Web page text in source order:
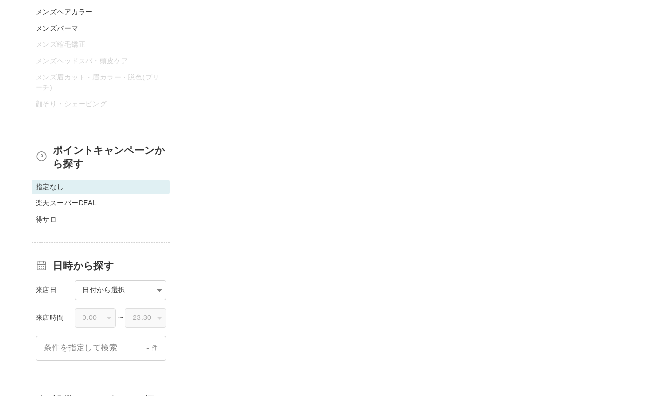
メンズヘアカラー
メンズパーマ
メンズ縮毛矯正
メンズヘッドスパ・頭皮ケア
メンズ眉カット・眉カラー・脱色(ブリ
ーチ)
顔そり・シェービング
ポイントキャンペーンか
ら探す
指定なし
楽天スーパーDEAL
得サロ
日時から探す
来店日 日付から選択
来店時間 〜
条件を指定して検索 - 件